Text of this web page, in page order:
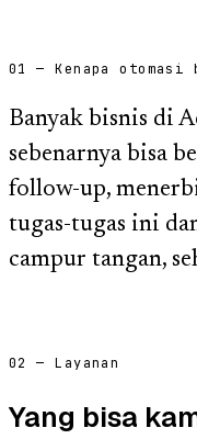
01 — Kenapa otomasi
Banyak bisnis di
sebenarnya bisa
follow-up,
tugas-tugas ini
campur tangan,
02 — Layanan
Yang bisa